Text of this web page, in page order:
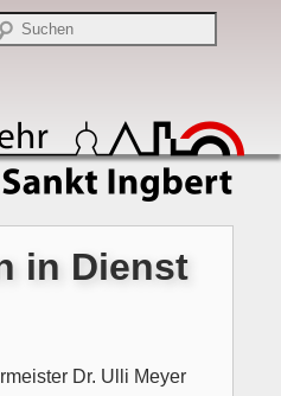
in Dienst
Dr. Ulli Meyer